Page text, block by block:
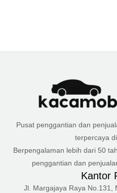
Pusat penggantian dan
terpercaya
Berpengalaman lebih dari 50
penggantian dan
Kantor
Jl. Margajaya Raya No.131,